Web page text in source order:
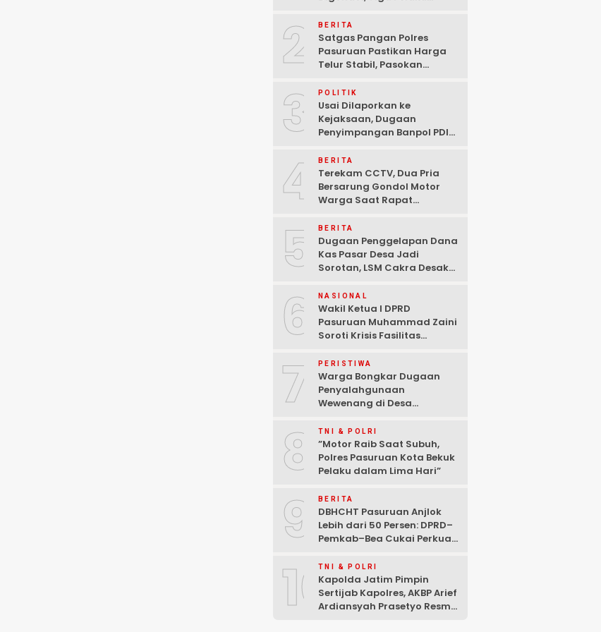
Pasuruan
2 BERITA
Satgas Pangan Polres
Pasuruan Pastikan Harga
Telur Stabil, Pasokan
Kekhawatiran Fluktuasi
3 POLITIK
Usai Dilaporkan ke
Kejaksaan, Dugaan
Penyimpangan Banpol PDIP
Tuntas “6 Eks Ketua PAC
Cabut Laporan”
4 BERITA
Terekam CCTV, Dua Pria
Bersarung Gondol Motor
Warga Saat Rapat
5 BERITA
Dugaan Penggelapan Dana
Kas Pasar Desa Jadi
Sorotan, LSM Cakra Desak
6 NASIONAL
Wakil Ketua I DPRD
Pasuruan Muhammad Zaini
Soroti Krisis Fasilitas
Anggaran
7 PERISTIWA
Warga Bongkar Dugaan
Penyalahgunaan
Wewenang di Desa
Mencuat
8 TNI & POLRI
‎”Motor Raib Saat Subuh,
Polres Pasuruan Kota Bekuk
Pelaku dalam Lima Hari” ‎
9 BERITA
DBHCHT Pasuruan Anjlok
Lebih dari 50 Persen: DPRD–
Pemkab–Bea Cukai Perkuat
Rokok Ilegal
10TNI & POLRI
Kapolda Jatim Pimpin
Sertijab Kapolres, AKBP Arief
Ardiansyah Prasetyo Resmi